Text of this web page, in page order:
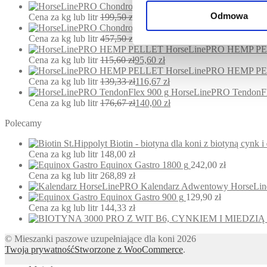
Odmowa
Cena za kg lub litr 199,50zł
HorseLinePRO
Cena za kg lub litr 457,50zł
HorseLinePRO HEMP
Cena za kg lub litr 115,60zł95,60 zł
HorseLinePRO HEMP
Cena za kg lub litr 139,33zł116,67 zł
HorseLinePRO
Cena za kg lub litr 176,67zł140,00 zł
Polecamy
St.Hippolyt Biotin - biotyna dla koni z biotyną cynk i
Cena za kg lub litr 148,00 zł
Equinox Gastro 1800 g 242,00 zł
Cena za kg lub litr 268,89 zł
Kalendarz Adwentowy
Equinox Gastro 900 g 129,90 zł
Cena za kg lub litr 144,33 zł
© Mieszanki paszowe uzupełniające dla koni 2026
Twoja prywatnośćStworzone z WooCommerce.